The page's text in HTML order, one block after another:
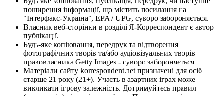
поширення інформації, що містить посилання на
"Інтерфакс-Україна", EPA / UPG, суворо забороняється.
Власник веб-сторінки в розділі Я-Корреспондент є автор
публікації.
Будь-яке копіювання, передрук та відтворення
фотографічних творів та/або аудіовізуальних творів
правовласника Getty Images - суворо забороняється.
Матеріали сайту korrespondent.net призначені для осіб
старше 21 року (21+). Участь в азартних іграх може
викликати ігрову залежність. Дотримуйтесь правил